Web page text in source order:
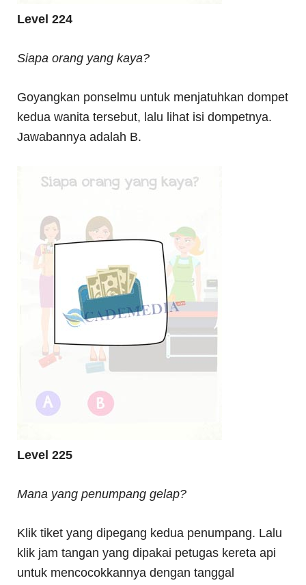
Level 224
Siapa orang yang kaya?
Goyangkan ponselmu untuk menjatuhkan dompet
kedua wanita tersebut, lalu lihat isi dompetnya.
Jawabannya adalah B.
Level 225
Mana yang penumpang gelap?
Klik tiket yang dipegang kedua penumpang. Lalu
klik jam tangan yang dipakai petugas kereta api
untuk mencocokkannya dengan tanggal